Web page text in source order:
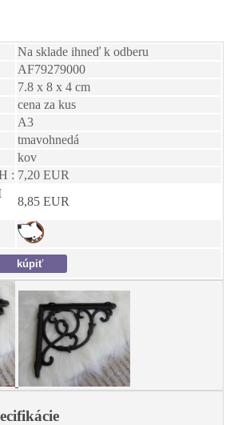
Na sklade ihneď k odberu
AF79279000
7.8 x 8 x 4 cm
cena za kus
A3
tmavohnedá
kov
: 7,20 EUR
8,85 EUR